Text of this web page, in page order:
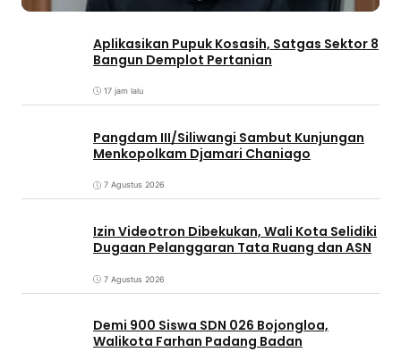
Aplikasikan Pupuk Kosasih, Satgas Sektor 8
Bangun Demplot Pertanian
17 jam lalu
Pangdam III/Siliwangi Sambut Kunjungan
Menkopolkam Djamari Chaniago
7 Agustus 2026
Izin Videotron Dibekukan, Wali Kota Selidiki
Dugaan Pelanggaran Tata Ruang dan ASN
7 Agustus 2026
Demi 900 Siswa SDN 026 Bojongloa,
Walikota Farhan Padang Badan